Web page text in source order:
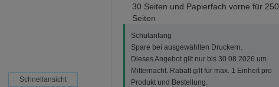
Schnellansicht
30 Seiten und Papierfach vorne für 250
Seiten
Schulanfang
Spare bei ausgewählten Druckern.
Dieses Angebot gilt nur bis 30.08.2026 um
Mitternacht. Rabatt gilt für max. 1 Einheit pro
Produkt und Bestellung.